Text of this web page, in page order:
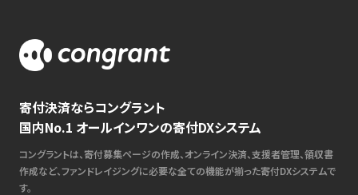
寄付決済ならコングラント
国内No.1 オールインワンの寄付DXシステム
コングラントは、寄付募集ページの作成、オンライン決済、支援者管理、領収書
作成など、ファンドレイジングに必要な全ての機能が揃った寄付DXシステムで
す。